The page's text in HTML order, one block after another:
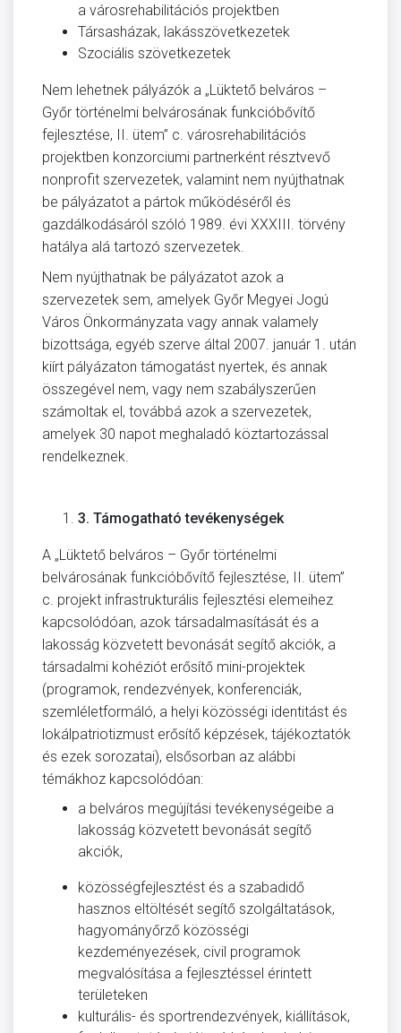
a városrehabilitációs projektben
Társasházak, lakásszövetkezetek
Szociális szövetkezetek
Nem lehetnek pályázók a „Lüktető belváros –
Győr történelmi belvárosának funkcióbővítő
fejlesztése, II. ütem” c. városrehabilitációs
projektben konzorciumi partnerként résztvevő
nonprofit szervezetek, valamint nem nyújthatnak
be pályázatot a pártok működéséről és
gazdálkodásáról szóló 1989. évi XXXIII. törvény
hatálya alá tartozó szervezetek.
Nem nyújthatnak be pályázatot azok a
szervezetek sem, amelyek Győr Megyei Jogú
Város Önkormányzata vagy annak valamely
bizottsága, egyéb szerve által 2007. január 1. után
kiírt pályázaton támogatást nyertek, és annak
összegével nem, vagy nem szabályszerűen
számoltak el, továbbá azok a szervezetek,
amelyek 30 napot meghaladó köztartozással
rendelkeznek.
3. Támogatható tevékenységek
A „Lüktető belváros – Győr történelmi
belvárosának funkcióbővítő fejlesztése, II. ütem”
c. projekt infrastrukturális fejlesztési elemeihez
kapcsolódóan, azok társadalmasítását és a
lakosság közvetett bevonását segítő akciók, a
társadalmi kohéziót erősítő mini-projektek
(programok, rendezvények, konferenciák,
szemléletformáló, a helyi közösségi identitást és
lokálpatriotizmust erősítő képzések, tájékoztatók
és ezek sorozatai), elsősorban az alábbi
témákhoz kapcsolódóan:
a belváros megújítási tevékenységeibe a
lakosság közvetett bevonását segítő
akciók,
közösségfejlesztést és a szabadidő
hasznos eltöltését segítő szolgáltatások,
hagyományőrző közösségi
kezdeményezések, civil programok
megvalósítása a fejlesztéssel érintett
területeken
kulturális- és sportrendezvények, kiállítások,